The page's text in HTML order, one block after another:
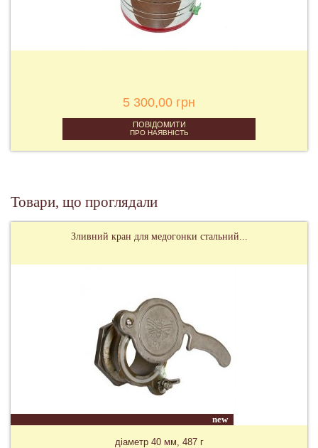
5 300,00 грн
ПОВІДОМИТИ
ПРО НАЯВНІСТЬ
Товари, що проглядали
Зливний кран для медогонки стальний...
new
діаметр 40 мм, 487 г